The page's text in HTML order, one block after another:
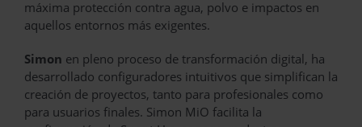
máxima protección contra agua, polvo e impactos en
aquellos entornos más exigentes.
Simon en pleno proceso de transformación digital, ha
desarrollado configuradores intuitivos que simplifican la
creación de proyectos, tanto para profesionales como
para usuarios finales. Simon MiO facilita la